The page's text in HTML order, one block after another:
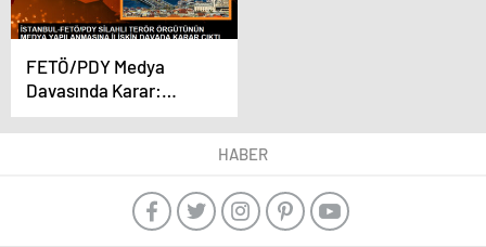
FETÖ/PDY Medya
Davasında Karar:
Ahmet Altan, Nazlı
Ilıcak ve Fevzi Yazıcı
HABER